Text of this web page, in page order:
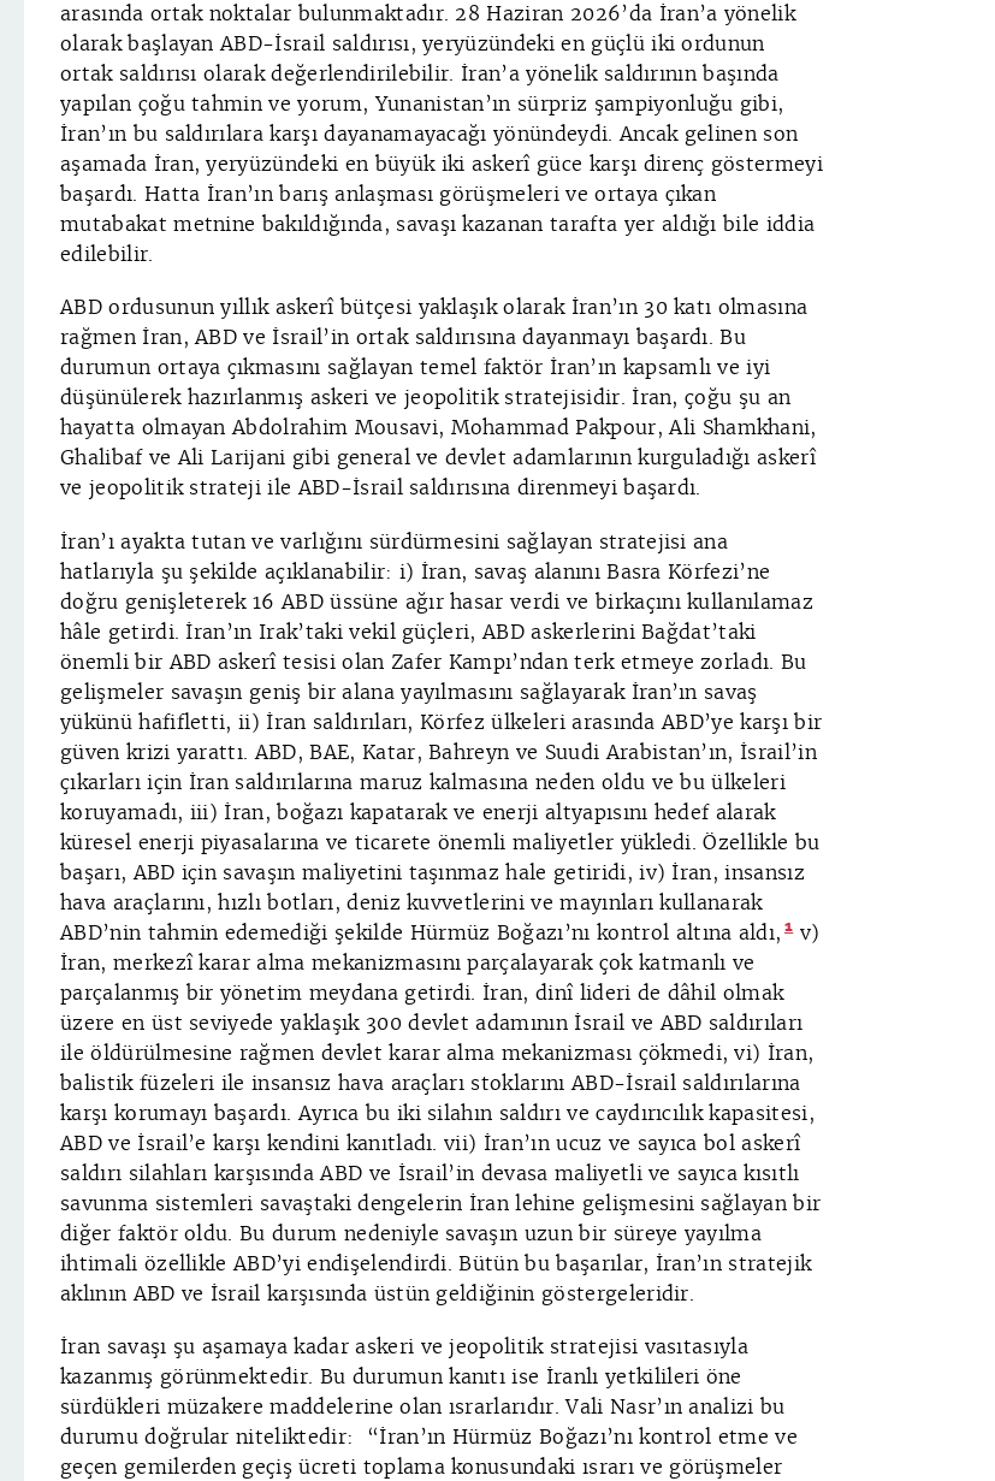
arasında ortak noktalar bulunmaktadır. 28 Haziran 2026’da İran’a yönelik
olarak başlayan ABD-İsrail saldırısı, yeryüzündeki en güçlü iki ordunun
ortak saldırısı olarak değerlendirilebilir. İran’a yönelik saldırının başında
yapılan çoğu tahmin ve yorum, Yunanistan’ın sürpriz şampiyonluğu gibi,
İran’ın bu saldırılara karşı dayanamayacağı yönündeydi. Ancak gelinen son
aşamada İran, yeryüzündeki en büyük iki askerî güce karşı direnç göstermeyi
başardı. Hatta İran’ın barış anlaşması görüşmeleri ve ortaya çıkan
mutabakat metnine bakıldığında, savaşı kazanan tarafta yer aldığı bile iddia
edilebilir.
ABD ordusunun yıllık askerî bütçesi yaklaşık olarak İran’ın 30 katı olmasına
rağmen İran, ABD ve İsrail’in ortak saldırısına dayanmayı başardı. Bu
durumun ortaya çıkmasını sağlayan temel faktör İran’ın kapsamlı ve iyi
düşünülerek hazırlanmış askeri ve jeopolitik stratejisidir. İran, çoğu şu an
hayatta olmayan Abdolrahim Mousavi, Mohammad Pakpour, Ali Shamkhani,
Ghalibaf ve Ali Larijani gibi general ve devlet adamlarının kurguladığı askerî
ve jeopolitik strateji ile ABD-İsrail saldırısına direnmeyi başardı.
İran’ı ayakta tutan ve varlığını sürdürmesini sağlayan stratejisi ana
hatlarıyla şu şekilde açıklanabilir: i) İran, savaş alanını Basra Körfezi’ne
doğru genişleterek 16 ABD üssüne ağır hasar verdi ve birkaçını kullanılamaz
hâle getirdi. İran’ın Irak’taki vekil güçleri, ABD askerlerini Bağdat’taki
önemli bir ABD askerî tesisi olan Zafer Kampı’ndan terk etmeye zorladı. Bu
gelişmeler savaşın geniş bir alana yayılmasını sağlayarak İran’ın savaş
yükünü hafifletti, ii) İran saldırıları, Körfez ülkeleri arasında ABD’ye karşı bir
güven krizi yarattı. ABD, BAE, Katar, Bahreyn ve Suudi Arabistan’ın, İsrail’in
çıkarları için İran saldırılarına maruz kalmasına neden oldu ve bu ülkeleri
koruyamadı, iii) İran, boğazı kapatarak ve enerji altyapısını hedef alarak
küresel enerji piyasalarına ve ticarete önemli maliyetler yükledi. Özellikle bu
başarı, ABD için savaşın maliyetini taşınmaz hale getiridi, iv) İran, insansız
hava araçlarını, hızlı botları, deniz kuvvetlerini ve mayınları kullanarak
ABD’nin tahmin edemediği şekilde Hürmüz Boğazı’nı kontrol altına aldı, 1v)
İran, merkezî karar alma mekanizmasını parçalayarak çok katmanlı ve
parçalanmış bir yönetim meydana getirdi. İran, dinî lideri de dâhil olmak
üzere en üst seviyede yaklaşık 300 devlet adamının İsrail ve ABD saldırıları
ile öldürülmesine rağmen devlet karar alma mekanizması çökmedi, vi) İran,
balistik füzeleri ile insansız hava araçları stoklarını ABD-İsrail saldırılarına
karşı korumayı başardı. Ayrıca bu iki silahın saldırı ve caydırıcılık kapasitesi,
ABD ve İsrail’e karşı kendini kanıtladı. vii) İran’ın ucuz ve sayıca bol askerî
saldırı silahları karşısında ABD ve İsrail’in devasa maliyetli ve sayıca kısıtlı
savunma sistemleri savaştaki dengelerin İran lehine gelişmesini sağlayan bir
diğer faktör oldu. Bu durum nedeniyle savaşın uzun bir süreye yayılma
ihtimali özellikle ABD’yi endişelendirdi. Bütün bu başarılar, İran’ın stratejik
aklının ABD ve İsrail karşısında üstün geldiğinin göstergeleridir.
İran savaşı şu aşamaya kadar askeri ve jeopolitik stratejisi vasıtasıyla
kazanmış görünmektedir. Bu durumun kanıtı ise İranlı yetkilileri öne
sürdükleri müzakere maddelerine olan ısrarlarıdır. Vali Nasr’ın analizi bu
durumu doğrular niteliktedir: “İran’ın Hürmüz Boğazı’nı kontrol etme ve
geçen gemilerden geçiş ücreti toplama konusundaki ısrarı ve görüşmeler